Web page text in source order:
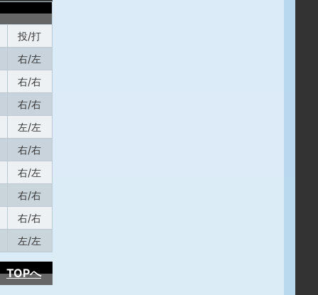
投/打
右/左
右/右
右/右
左/左
右/右
右/左
右/右
右/右
左/左
TOPへ